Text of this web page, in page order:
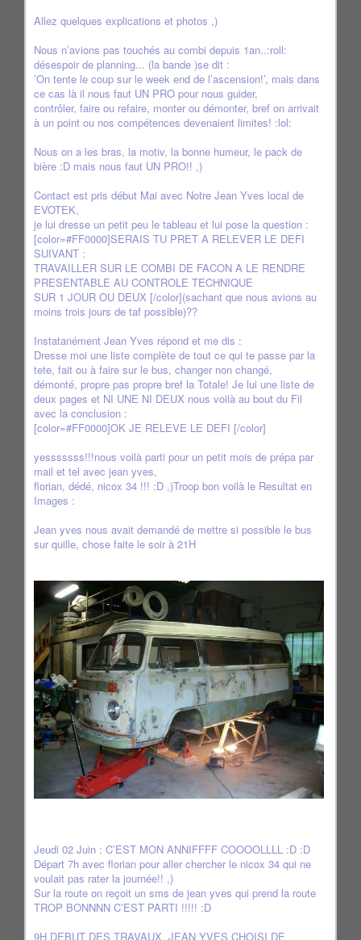
Allez quelques explications et photos ,)
Nous n’avions pas touchés au combi depuis 1an..:roll:
désespoir de planning... (la bande )se dit :
’On tente le coup sur le week end de l’ascension!’, mais dans
ce cas là il nous faut UN PRO pour nous guider,
contrôler, faire ou refaire, monter ou démonter, bref on arrivait
à un point ou nos compétences devenaient limites! :lol:
Nous on a les bras, la motiv, la bonne humeur, le pack de
bière :D mais nous faut UN PRO!! ,)
Contact est pris début Mai avec Notre Jean Yves local de
EVOTEK,
je lui dresse un petit peu le tableau et lui pose la question :
[color=#FF0000]SERAIS TU PRET A RELEVER LE DEFI
SUIVANT :
TRAVAILLER SUR LE COMBI DE FACON A LE RENDRE
PRESENTABLE AU CONTROLE TECHNIQUE
SUR 1 JOUR OU DEUX [/color](sachant que nous avions au
moins trois jours de taf possible)??
Instatanément Jean Yves répond et me dis :
Dresse moi une liste complète de tout ce qui te passe par la
tete, fait ou à faire sur le bus, changer non changé,
démonté, propre pas propre bref la Totale! Je lui une liste de
deux pages et NI UNE NI DEUX nous voilà au bout du Fil
avec la conclusion :
[color=#FF0000]OK JE RELEVE LE DEFI [/color]
yesssssss!!!nous voilà parti pour un petit mois de prépa par
mail et tel avec jean yves,
florian, dédé, nicox 34 !!! :D ,)Troop bon voilà le Resultat en
Images :
Jean yves nous avait demandé de mettre si possible le bus
sur quille, chose faite le soir à 21H
Jeudi 02 Juin : C’EST MON ANNIFFFF COOOOLLLL :D :D
Départ 7h avec florian pour aller chercher le nicox 34 qui ne
voulait pas rater la journée!! ,)
Sur la route on reçoit un sms de jean yves qui prend la route
TROP BONNNN C’EST PARTI !!!!! :D
9H DEBUT DES TRAVAUX, JEAN YVES CHOISI DE